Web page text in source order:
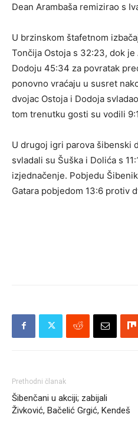
Dean Arambaša remizirao s
U brzinskom štafetnom
Tončija Ostoja s 32:23, dok je
Dodoju 45:34 za povratak
ponovno vraćaju u susret
dvojac Ostoja i Dodoja
tom trenutku gosti su vodili
U drugoj igri parova šibenski
svladali su Šuška i Dolića s
izjednačenje. Pobjedu
Gatara pobjedom 13:6 protiv
Prethodni članak
Šibenčani u akciji; zabijali
Živković, Bačelić Grgić, Kendeš